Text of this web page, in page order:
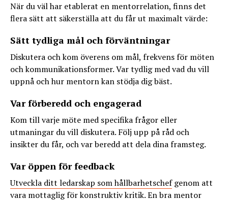
När du väl har etablerat en mentorrelation, finns det
flera sätt att säkerställa att du får ut maximalt värde:
Sätt tydliga mål och förväntningar
Diskutera och kom överens om mål, frekvens för möten
och kommunikationsformer. Var tydlig med vad du vill
uppnå och hur mentorn kan stödja dig bäst.
Var förberedd och engagerad
Kom till varje möte med specifika frågor eller
utmaningar du vill diskutera. Följ upp på råd och
insikter du får, och var beredd att dela dina framsteg.
Var öppen för feedback
Utveckla ditt ledarskap som hållbarhetschefgenom att
vara mottaglig för konstruktiv kritik. En bra mentor